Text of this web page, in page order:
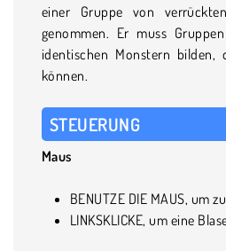
einer Gruppe von
genommen. Er muss
identischen Monstern bilden,
können.
STEUERUNG
Maus
BENUTZE DIE MAUS, um
LINKSKLICKE, um eine